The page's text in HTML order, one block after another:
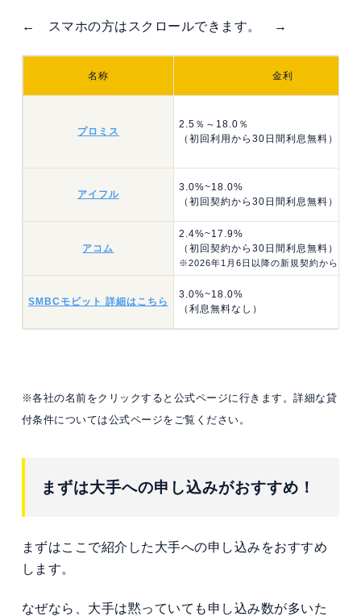
← スマホの方はスクロールできます。 →
名称 金利
プロミス
2.5％～18.0％
（初回利用から30日間利息無料）
アイフル
3.0%~18.0%
（初回契約から30日間利息無料）
アコム
2.4%~17.9%
（初回契約から30日間利息無料）
※2026年1月6日以降の新規契約から適用
SMBCモビット 詳細はこちら
3.0%~18.0%
（利息無料なし）
※各社の名前をクリックすると公式ページに行きます。詳細な貸
付条件については公式ページをご覧ください。
まずは大手への申し込みがおすすめ！
まずはここで紹介した大手への申し込みをおすすめ
します。
なぜなら、大手は黙っていても申し込み数が多いた